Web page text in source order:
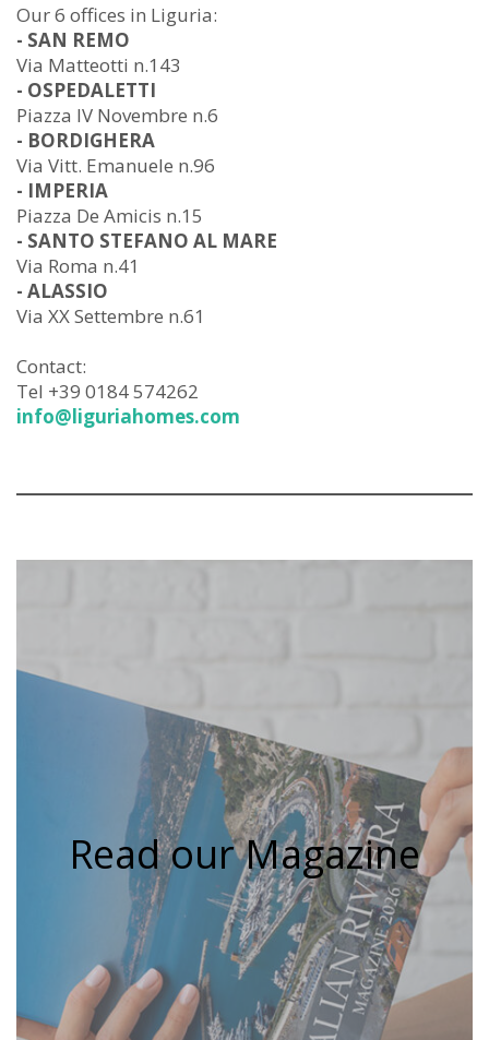
Our 6 offices in Liguria:
- SAN REMO
Via Matteotti n.143
- OSPEDALETTI
Piazza IV Novembre n.6
- BORDIGHERA
Via Vitt. Emanuele n.96
- IMPERIA
Piazza De Amicis n.15
- SANTO STEFANO AL MARE
Via Roma n.41
- ALASSIO
Via XX Settembre n.61
Contact:
Tel +39 0184 574262
info@liguriahomes.com
Read our Magazine